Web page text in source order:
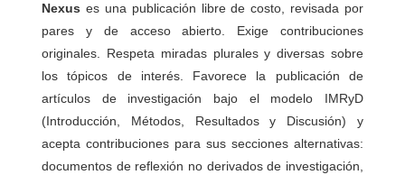
Nexus es una publicación libre de costo, revisada por
pares y de acceso abierto. Exige contribuciones
originales. Respeta miradas plurales y diversas sobre
los tópicos de interés. Favorece la publicación de
artículos de investigación bajo el modelo IMRyD
(Introducción, Métodos, Resultados y Discusión) y
acepta contribuciones para sus secciones alternativas:
documentos de reflexión no derivados de investigación,